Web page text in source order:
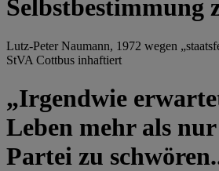
Selbstbestimmung
Lutz-Peter Naumann, 1972 wegen
StVA Cottbus inhaftiert
„Irgendwie
Leben mehr als
Partei zu